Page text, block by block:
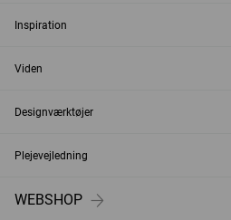
Inspiration
Viden
Designværktøjer
Plejevejledning
WEBSHOP